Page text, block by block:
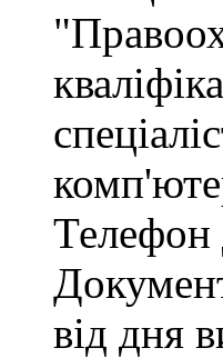
Телефон
від дня